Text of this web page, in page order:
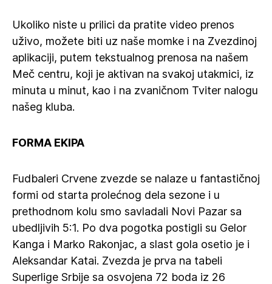
Ukoliko niste u prilici da pratite video prenos
uživo, možete biti uz naše momke i na Zvezdinoj
aplikaciji, putem tekstualnog prenosa na našem
Meč centru, koji je aktivan na svakoj utakmici, iz
minuta u minut, kao i na zvaničnom Tviter nalogu
našeg kluba.
FORMA EKIPA
Fudbaleri Crvene zvezde se nalaze u fantastičnoj
formi od starta prolećnog dela sezone i u
prethodnom kolu smo savladali Novi Pazar sa
ubedljivih 5:1. Po dva pogotka postigli su Gelor
Kanga i Marko Rakonjac, a slast gola osetio je i
Aleksandar Katai. Zvezda je prva na tabeli
Superlige Srbije sa osvojena 72 boda iz 26